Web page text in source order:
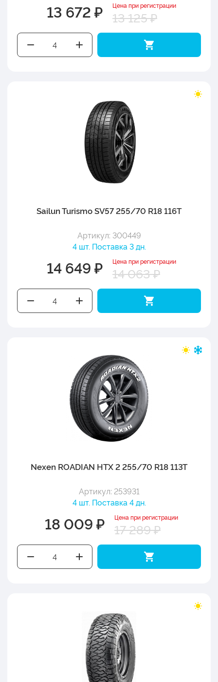
13 672 ₽ Цена при регистрации
13 125 ₽
Sailun Turismo SV57 255/70 R18 116T
Артикул: 300449
4 шт. Поставка 3 дн.
14 649 ₽ Цена при регистрации
14 063 ₽
Nexen ROADIAN HTX 2 255/70 R18 113T
Артикул: 253931
4 шт. Поставка 4 дн.
18 009 ₽ Цена при регистрации
17 289 ₽